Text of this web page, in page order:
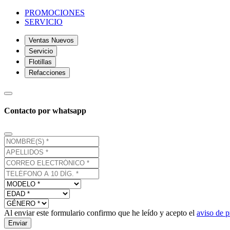
PROMOCIONES
SERVICIO
Ventas Nuevos
Servicio
Flotillas
Refacciones
Contacto por whatsapp
Al enviar este formulario confirmo que he leído y acepto el aviso de
Enviar